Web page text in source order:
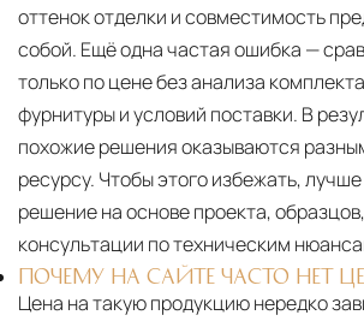
оттенок отделки и совместимость
собой. Ещё одна частая ошибка —
только по цене без анализа
фурнитуры и условий поставки. В
похожие решения оказываются
ресурсу. Чтобы этого избежать,
решение на основе проекта,
консультации по техническим
ПОЧЕМУ НА САЙТЕ ЧАСТО НЕТ
Цена на такую продукцию нередко